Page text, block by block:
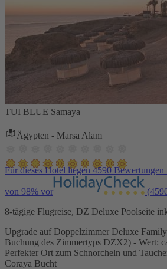
TUI BLUE Samaya
Ägypten - Marsa Alam
Für dieses Hotel liegen 4590
von 98% vor
8-tägige Flugreise, DZ Deluxe Poolseite
Upgrade auf Doppelzimmer Deluxe
Buchung des Zimmertyps DZX2) - Wert:
Perfekter Ort zum Schnorcheln und
Coraya Bucht